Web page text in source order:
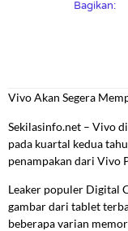
Bagikan:
Vivo Akan Segera
Sekilasinfo.net – Vivo
pada kuartal kedua
penampakan dari Vivo
Leaker populer Digital
gambar dari tablet
beberapa varian